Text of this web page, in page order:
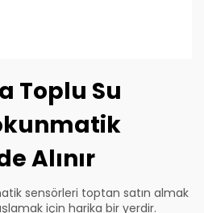
Toplu Su
Alınır
sensörleri toptan satın almak
için harika bir yerdir.